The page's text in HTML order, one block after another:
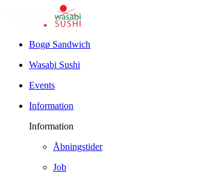
Bogø Sandwich
Wasabi Sushi
Events
Information
Information
Åbningstider
Job